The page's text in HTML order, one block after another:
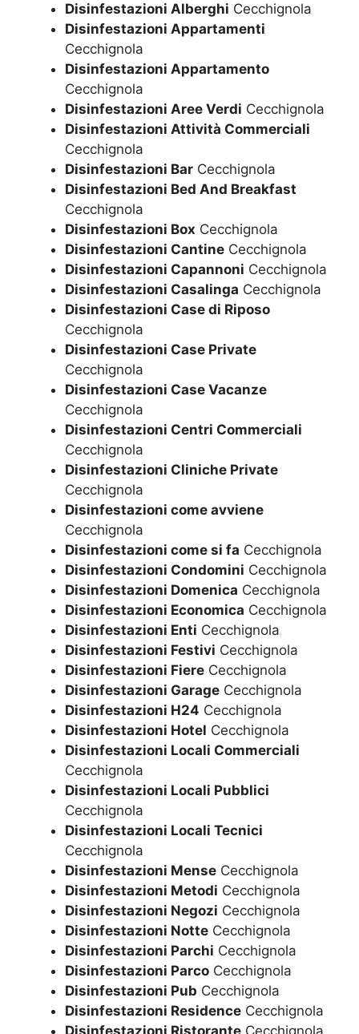
Disinfestazioni Alberghi Cecchignola
Disinfestazioni Appartamenti
Cecchignola
Disinfestazioni Appartamento
Cecchignola
Disinfestazioni Aree Verdi Cecchignola
Disinfestazioni Attività Commerciali
Cecchignola
Disinfestazioni Bar Cecchignola
Disinfestazioni Bed And Breakfast
Cecchignola
Disinfestazioni Box Cecchignola
Disinfestazioni Cantine Cecchignola
Disinfestazioni Capannoni Cecchignola
Disinfestazioni Casalinga Cecchignola
Disinfestazioni Case di Riposo
Cecchignola
Disinfestazioni Case Private
Cecchignola
Disinfestazioni Case Vacanze
Cecchignola
Disinfestazioni Centri Commerciali
Cecchignola
Disinfestazioni Cliniche Private
Cecchignola
Disinfestazioni come avviene
Cecchignola
Disinfestazioni come si fa Cecchignola
Disinfestazioni Condomini Cecchignola
Disinfestazioni Domenica Cecchignola
Disinfestazioni Economica Cecchignola
Disinfestazioni Enti Cecchignola
Disinfestazioni Festivi Cecchignola
Disinfestazioni Fiere Cecchignola
Disinfestazioni Garage Cecchignola
Disinfestazioni H24 Cecchignola
Disinfestazioni Hotel Cecchignola
Disinfestazioni Locali Commerciali
Cecchignola
Disinfestazioni Locali Pubblici
Cecchignola
Disinfestazioni Locali Tecnici
Cecchignola
Disinfestazioni Mense Cecchignola
Disinfestazioni Metodi Cecchignola
Disinfestazioni Negozi Cecchignola
Disinfestazioni Notte Cecchignola
Disinfestazioni Parchi Cecchignola
Disinfestazioni Parco Cecchignola
Disinfestazioni Pub Cecchignola
Disinfestazioni Residence Cecchignola